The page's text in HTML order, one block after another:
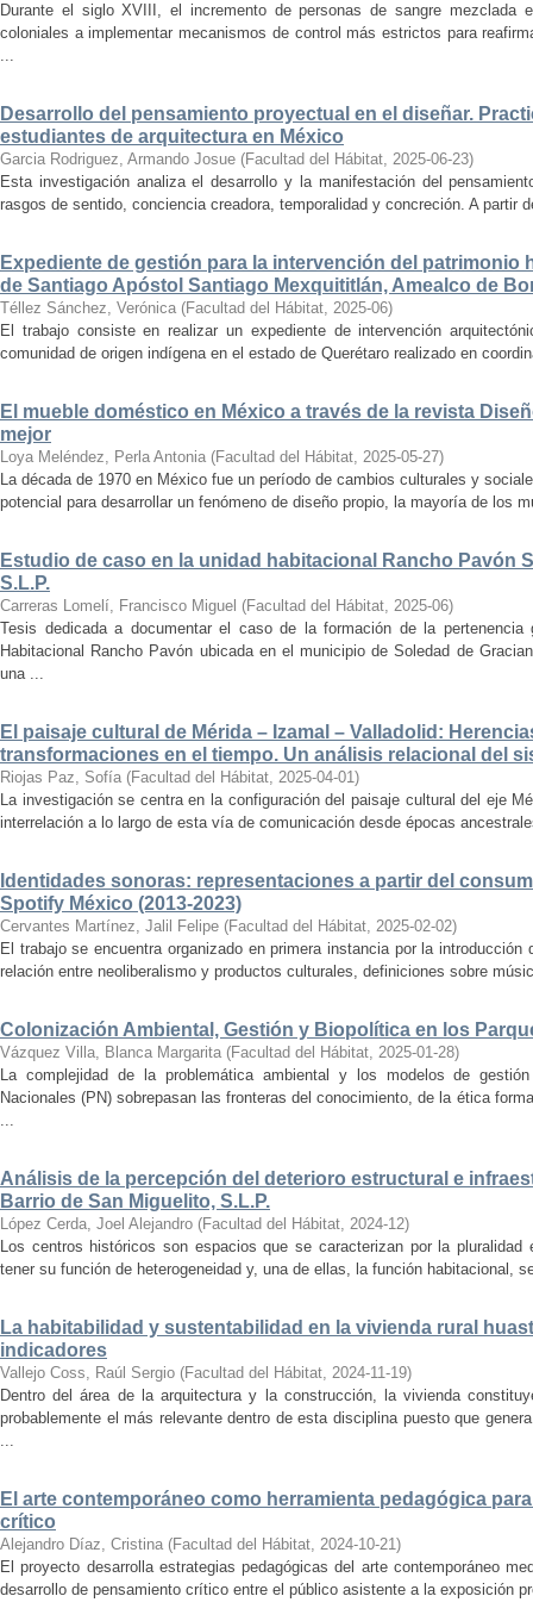
Durante el siglo XVIII, el incremento de personas de sangre
coloniales a implementar mecanismos de control más estrictos para
...
Desarrollo del pensamiento proyectual en el diseñar.
estudiantes de arquitectura en México
Garcia Rodriguez, Armando Josue (Facultad del Hábitat, 2025-06-23)
Esta investigación analiza el desarrollo y la manifestación del
rasgos de sentido, conciencia creadora, temporalidad y concreción. A partir
Expediente de gestión para la intervención del patrimonio
de Santiago Apóstol Santiago Mexquititlán, Amealco de
Téllez Sánchez, Verónica (Facultad del Hábitat, 2025-06)
El trabajo consiste en realizar un expediente de intervención
comunidad de origen indígena en el estado de Querétaro realizado en
El mueble doméstico en México a través de la revista
mejor
Loya Meléndez, Perla Antonia (Facultad del Hábitat, 2025-05-27)
La década de 1970 en México fue un período de cambios culturales y
potencial para desarrollar un fenómeno de diseño propio, la mayoría de los
Estudio de caso en la unidad habitacional Rancho Pavón
S.L.P.
Carreras Lomelí, Francisco Miguel (Facultad del Hábitat, 2025-06)
Tesis dedicada a documentar el caso de la formación de la
Habitacional Rancho Pavón ubicada en el municipio de Soledad de
una ...
El paisaje cultural de Mérida – Izamal – Valladolid:
transformaciones en el tiempo. Un análisis relacional del
Riojas Paz, Sofía (Facultad del Hábitat, 2025-04-01)
La investigación se centra en la configuración del paisaje cultural del eje
interrelación a lo largo de esta vía de comunicación desde épocas
Identidades sonoras: representaciones a partir del
Spotify México (2013-2023)
Cervantes Martínez, Jalil Felipe (Facultad del Hábitat, 2025-02-02)
El trabajo se encuentra organizado en primera instancia por la
relación entre neoliberalismo y productos culturales, definiciones sobre
Colonización Ambiental, Gestión y Biopolítica en los
Vázquez Villa, Blanca Margarita (Facultad del Hábitat, 2025-01-28)
La complejidad de la problemática ambiental y los modelos de
Nacionales (PN) sobrepasan las fronteras del conocimiento, de la ética
...
Análisis de la percepción del deterioro estructural e
Barrio de San Miguelito, S.L.P.
López Cerda, Joel Alejandro (Facultad del Hábitat, 2024-12)
Los centros históricos son espacios que se caracterizan por la
tener su función de heterogeneidad y, una de ellas, la función habitacional,
La habitabilidad y sustentabilidad en la vivienda rural
indicadores
Vallejo Coss, Raúl Sergio (Facultad del Hábitat, 2024-11-19)
Dentro del área de la arquitectura y la construcción, la vivienda
probablemente el más relevante dentro de esta disciplina puesto que
...
El arte contemporáneo como herramienta pedagógica
crítico
Alejandro Díaz, Cristina (Facultad del Hábitat, 2024-10-21)
El proyecto desarrolla estrategias pedagógicas del arte contemporáneo
desarrollo de pensamiento crítico entre el público asistente a la exposición